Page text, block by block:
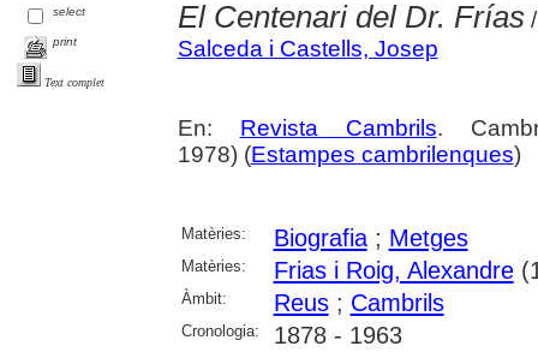
select
print
Text complet
El Centenari del Dr. Frías/
Salceda i Castells, Josep
En: Revista Cambrils.
1978) (Estampes cambrilenques)
Matèries: Biografia; Metges
Matèries: Frias i Roig, Alexandre
Àmbit: Reus; Cambrils
Cronologia: 1878 - 1963